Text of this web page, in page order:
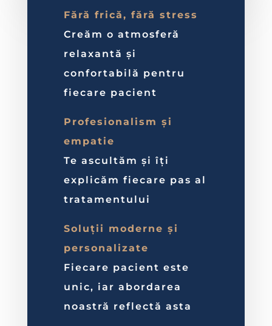
Fără frică, fără stress
Creăm o atmosferă
relaxantă și
confortabilă pentru
fiecare pacient
Profesionalism și
empatie
Te ascultăm și îți
explicăm fiecare pas al
tratamentului
Soluții moderne și
personalizate
Fiecare pacient este
unic, iar abordarea
noastră reflectă asta